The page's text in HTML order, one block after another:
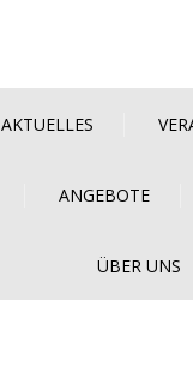
AKTUELLES
ANGEBOTE
ÜBER UNS